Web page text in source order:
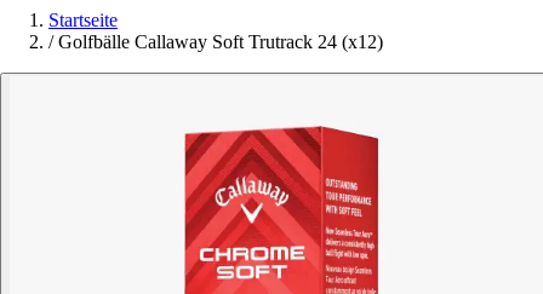
Startseite
/ Golfbälle Callaway Soft Trutrack 24 (x12)